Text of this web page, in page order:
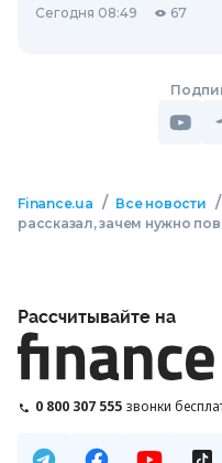
Сегодня 08:49 67
Finance.ua / Все новости /
рассказал, зачем нужно
Рассчитывайте на
0 800 307 555 звонки